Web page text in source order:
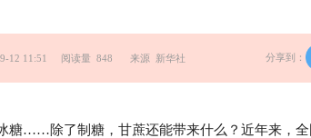
分享到：
12 11:51 阅读量 848 来源 新华社
糖……除了制糖，甘蔗还能带来什么？近年来，